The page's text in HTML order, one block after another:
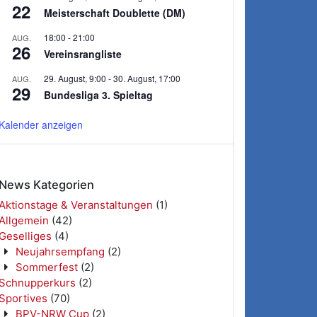
22 Meisterschaft Doublette (DM)
AUG.
26
18:00 -21:00
Vereinsrangliste
AUG.
29
29. August, 9:00 -30. August, 17:00
Bundesliga 3. Spieltag
Kalender anzeigen
News Kategorien
Aktionstage & Veranstaltungen (1)
Allgemein (42)
Geselliges (4)
Neujahrsempfang (2)
Sommerfest (2)
Schnupperkurs (2)
Sportives (70)
BPV-NRW Cup (2)